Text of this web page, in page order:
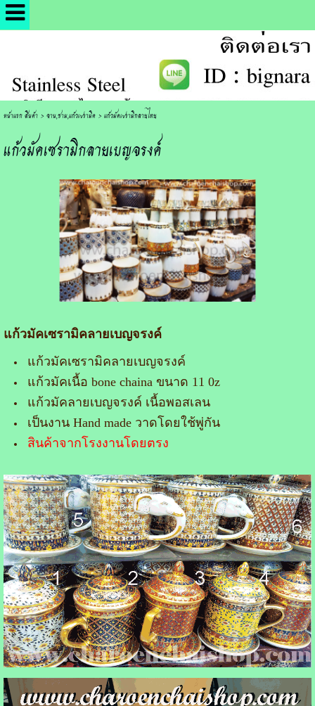
หน้าแรก สินค้า>จาน,ชาม,แก้วเซรามิค>แก้วมัคเซรามิกลายไทย
แก้วมัคเซรามิกลายเบญจรงค์
แก้วมัคเซรามิคลายเบญจรงค์
แก้วมัคเซรามิคลายเบญจรงค์
แก้วมัคเนื้อ bone chaina ขนาด 11 0z
แก้วมัคลายเบญจรงค์ เนื้อพอสเลน
เป็นงาน Hand made วาดโดยใช้พู่กัน
สินค้าจากโรงงานโดยตรง